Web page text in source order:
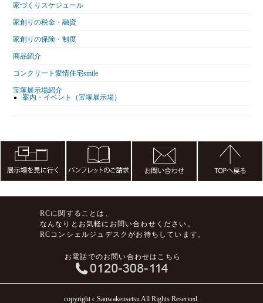
家づくりスケジュール
家創りの税金・融資
家創りの保険・制度
商品紹介
コンクリート愛情住宅smile
宝塚展示場紹介
案内・イベント（宝塚展示場）
RCに関することは、
なんなりとお気軽にお問い合わせください。
RCコンシェルジュデスクがお待ちしています。
お電話でのお問い合わせはこちら
copyright c Sanwakensetsu All Rights Reserved.